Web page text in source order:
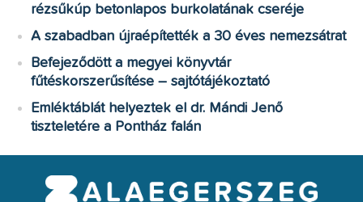
rézsűkúp betonlapos burkolatának cseréje
A szabadban újraépítették a 30 éves nemezsátrat
Befejeződött a megyei könyvtár
fűtéskorszerűsítése – sajtótájékoztató
Emléktáblát helyeztek el dr. Mándi Jenő
tiszteletére a Pontház falán